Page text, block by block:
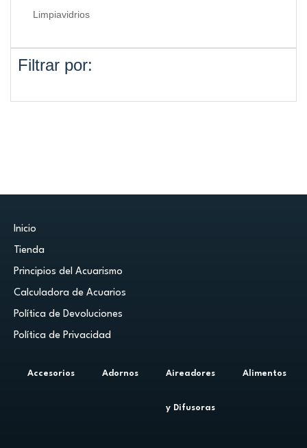
Filtrar por:
Inicio
Tienda
Principios del Acuarismo
Calculadora de Acuarios
Política de Devoluciones
Política de Privacidad
Accesorios Adornos Aireadores
y Difusoras
Alimentos